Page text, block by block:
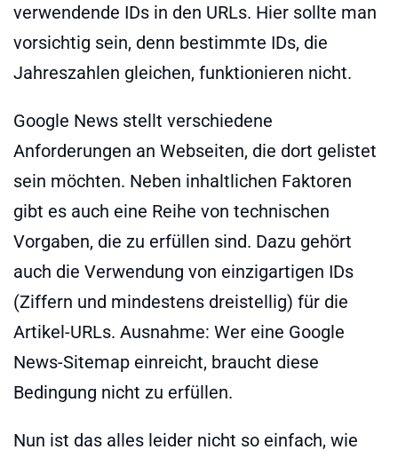
verwendende IDs in den URLs. Hier sollte man
vorsichtig sein, denn bestimmte IDs, die
Jahreszahlen gleichen, funktionieren nicht.
Google News stellt verschiedene
Anforderungen an Webseiten, die dort gelistet
sein möchten. Neben inhaltlichen Faktoren
gibt es auch eine Reihe von technischen
Vorgaben, die zu erfüllen sind. Dazu gehört
auch die Verwendung von einzigartigen IDs
(Ziffern und mindestens dreistellig) für die
Artikel-URLs. Ausnahme: Wer eine Google
News-Sitemap einreicht, braucht diese
Bedingung nicht zu erfüllen.
Nun ist das alles leider nicht so einfach, wie